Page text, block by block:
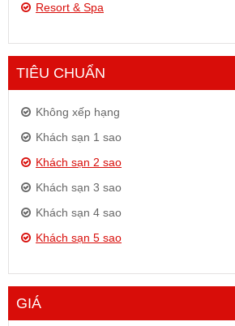
Resort & Spa
TIÊU CHUẨN
Không xếp hạng
Khách sạn 1 sao
Khách sạn 2 sao
Khách sạn 3 sao
Khách sạn 4 sao
Khách sạn 5 sao
GIÁ